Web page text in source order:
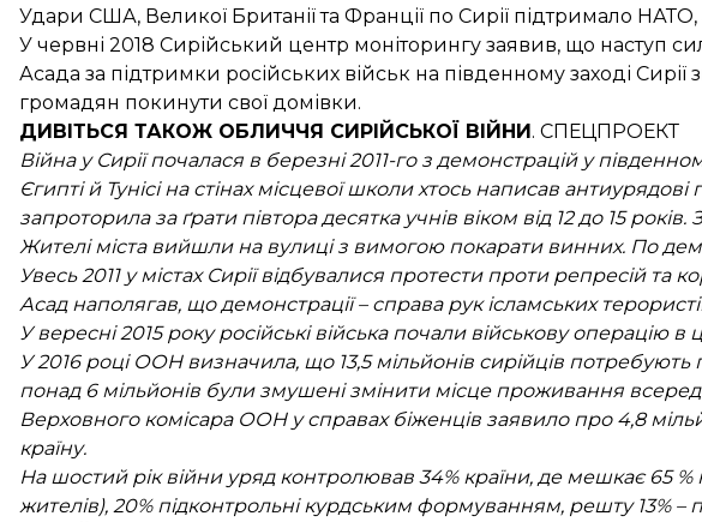
Удари США, Великої Британії та Франції по Сирії підтримало НАТО,
У червні 2018 Сирійський центр моніторингу заявив, що наступ
Асада за підтримки російських військ на південному заході Сирії
громадян покинути свої домівки.
ДИВІТЬСЯ ТАКОЖ ОБЛИЧЧЯ СИРІЙСЬКОЇ ВІЙНИ. СПЕЦПРОЕКТ
Війна у Сирії почалася в березні 2011-го з демонстрацій у
Єгипті й Тунісі на стінах місцевої школи хтось написав
запроторила за ґрати півтора десятка учнів віком від 12 до 15 років.
Жителі міста вийшли на вулиці з вимогою покарати винних. По
Увесь 2011 у містах Сирії відбувалися протести проти репресій та
Асад наполягав, що демонстрації – справа рук ісламських
У вересні 2015 року російські війська почали військову операцію в
У 2016 році ООН визначила, що 13,5 мільйонів сирійців потребують
понад 6 мільйонів були змушені змінити місце проживання
Верховного комісара ООН у справах біженців заявило про 4,8
країну.
На шостий рік війни уряд контролював 34% країни, де мешкає 65 %
жителів), 20% підконтрольні курдським формуванням, решту 13% –